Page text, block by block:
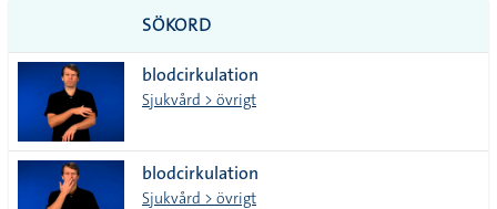
till
alla i
lista
SÖKORD
blodcirkulation
Sjukvård > övrigt
blodcirkulation
Sjukvård > övrigt